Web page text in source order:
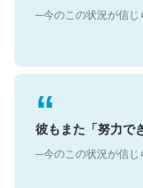
─今のこの状況が信
彼もまた「努力で
─今のこの状況が信